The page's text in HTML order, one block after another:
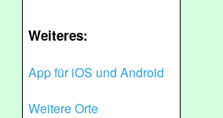
Weiteres:
App für iOS und Android
Weitere Orte